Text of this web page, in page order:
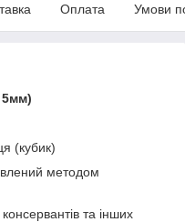
Оплата Умови
5мм)
(кубик)
методом
та інших